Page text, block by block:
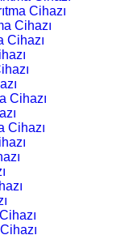
Cihazı
Cihazı
Cihazı
Cihazı
Cihazı